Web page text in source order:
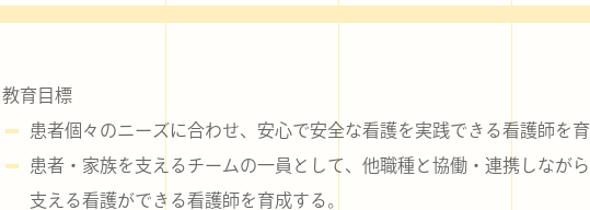
教育目標
患者個々のニーズに合わせ、安心で安全な看護を実践できる看護師を
患者・家族を支えるチームの一員として、他職種と協働・連携しなが
支える看護ができる看護師を育成する。